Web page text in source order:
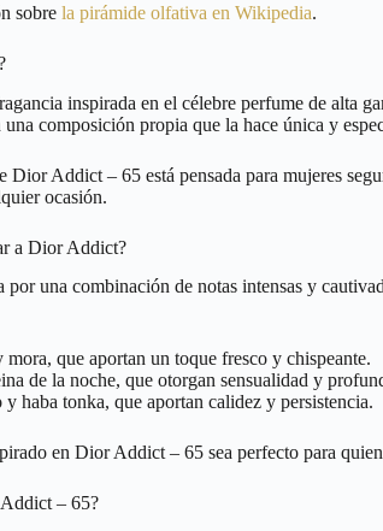
sobre la pirámide olfativa en Wikipedia.
inspirada en el célebre perfume de alta
composición propia que la hace única y
Addict – 65 está pensada para mujeres
ocasión.
a Dior Addict?
una combinación de notas intensas y
que aportan un toque fresco y chispeante.
de la noche, que otorgan sensualidad y
haba tonka, que aportan calidez y persistencia.
en Dior Addict – 65 sea perfecto para
– 65?